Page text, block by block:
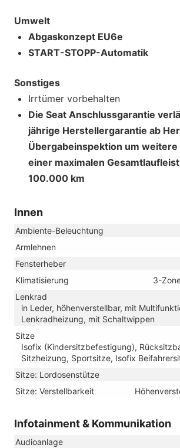
Umwelt
Abgaskonzept EU6e
START-STOPP-Automatik
Sonstiges
Irrtümer vorbehalten
Die Seat Anschlussgarantie
jährige Herstellergarantie ab
Übergabeinspektion um weitere
einer maximalen
100.000 km
Innen
Ambiente-Beleuchtung
Armlehnen
Fensterheber
Klimatisierung
3-
Lenkrad
in Leder, höhenverstellbar, mit
Lenkradheizung, mit Schaltwippen
Sitze
Isofix (Kindersitzbefestigung),
Sitzheizung, Sportsitze, Isofix
Sitze: Lordosenstütze
Sitze: Verstellbarkeit
Infotainment & Kommunikation
Audioanlage